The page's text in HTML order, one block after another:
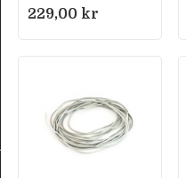
r Kreidler:
801.100.61
229,00 kr